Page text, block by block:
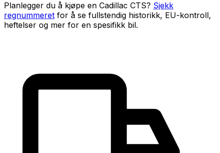
Planlegger du å kjøpe en Cadillac CTS? Sjekk
regnummeret for å se fullstendig historikk, EU-kontroll,
heftelser og mer for en spesifikk bil.